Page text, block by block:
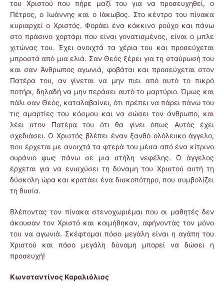
του Χριστού που πήρε μαζί του για να προσευχηθεί, ο
Πέτρος, ο Ιωάννης και ο Ιάκωβος. Στο κέντρο του πίνακα
κυριαρχεί ο Χριστός. Φοράει ένα κόκκινο ρούχο και πάνω
στο πράσινο χορτάρι που είναι γονατισμένος, είναι ο μπλε
χιτώνας του. Έχει ανοιχτά τα χέρια του και προσεύχεται
μπροστά από μια ελιά. Σαν Θεός ξέρει για τη σταύρωσή του
και σαν Άνθρωπος αγωνιά, φοβάται και προσεύχεται στον
Πατέρα του, αν γίνεται να μην πιει από αυτό το πικρό
ποτήρι, δηλαδή να μην περάσει αυτό το μαρτύριο. Όμως και
πάλι σαν Θεός, καταλαβαίνει, ότι πρέπει να πάρει πάνω του
τις αμαρτίες του κόσμου και να σώσει τον άνθρωπο, και
λέει στον Πατέρα του ότι θα γίνει όπως Αυτός έχει
σχεδιάσει. Ο Χριστός βλέπει έναν ξανθό ολόλευκο άγγελο,
που έρχεται με ανοιχτά τα φτερά του μέσα από ένα κίτρινο
ουράνιο φως πάνω σε μια στήλη νεφέλης. Ο άγγελος
έρχεται για να ενισχύσει τη δύναμη του Χριστού αυτή τη
δύσκολη ώρα και κρατάει ένα δισκοπότηρο, που συμβολίζει
τη θυσία.
Βλέποντας τον πίνακα στενοχωριέμαι που οι μαθητές δεν
άκουσαν τον Χριστό και κοιμήθηκαν, αφήνοντάς τον μόνο
του να αγωνιά. Σκέφτομαι πόσο μεγάλη είναι η αγάπη του
Χριστού και πόσο μεγάλη δύναμη μπορεί να δώσει η
προσευχή!
Κωνσταντίνος Καραλιόλιος